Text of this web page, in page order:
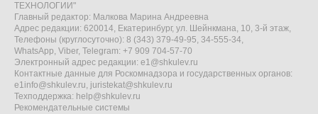
ТЕХНОЛОГИИ"
Главный редактор: Малкова Марина Андреевна
Адрес редакции: 620014, Екатеринбург, ул. Шейнкмана, 10, 3-й этаж,
Телефоны (круглосуточно): 8 (343) 379-49-95, 34-555-34,
WhatsApp, Viber, Telegram: +7 909 704-57-70
Электронный адрес редакции: e1@shkulev.ru
Контактные данные для Роскомнадзора и государственных органов:
e1info@shkulev.ru, juristekat@shkulev.ru
Техподдержка: help@shkulev.ru
Рекомендательные системы